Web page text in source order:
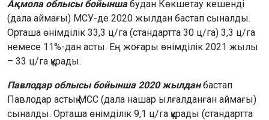
Ақмола облысы бойыншабудан Көкшетау кешенді
(дала аймағы) МСУ-де 2020 жылдан бастап сыналды.
Орташа өнімділік 33,3 ц/га (стандартта 30 ц/га) 3,3 ц/га
немесе 11%-дан асты. Ең жоғары өнімділік 2021 жылы
– 33 ц/га құрады.
Павлодар облысы бойынша 2020 жылданбастап
Павлодар астық МСС (дала нашар ылғалданған аймағы)
сыналды. Орташа өнімділік 9,1 ц/га құрады (стандартта